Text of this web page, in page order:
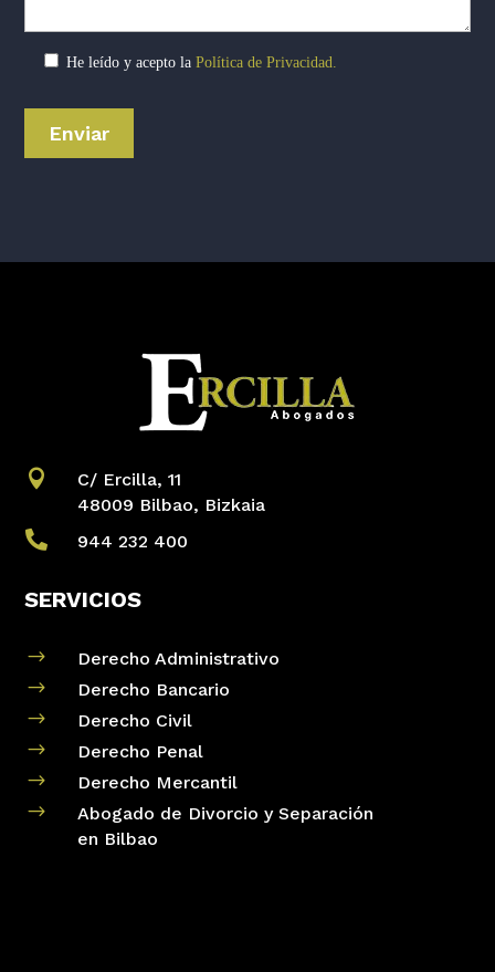
He leído y acepto laPolítica de Privacidad.

C/ Ercilla, 11
48009 Bilbao, Bizkaia
 944 232 400
SERVICIOS
$ Derecho Administrativo
$ Derecho Bancario
$ Derecho Civil
$ Derecho Penal
$ Derecho Mercantil
$
Abogado de Divorcio y Separación
en Bilbao